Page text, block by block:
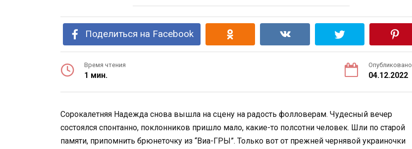
Поделиться на Facebook
Время чтения
1 мин.
Опубликовано
04.12.2022
Сорокалетняя Надежда снова вышла на сцену на радость фолловерам. Чудесный вечер
состоялся спонтанно, поклонников пришло мало, какие-то полсотни человек. Шли по старой
памяти, припомнить брюнеточку из “Виа-ГРЫ”. Только вот от прежней чернявой украиночки